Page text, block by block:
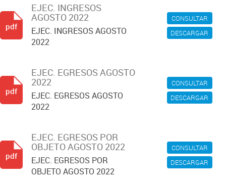
CONSULTAR
DESCARGAR
EJEC. INGRESOS
AGOSTO 2022
EJEC. INGRESOS AGOSTO
2022
pdf
CONSULTAR
DESCARGAR
EJEC. EGRESOS AGOSTO
2022
EJEC. EGRESOS AGOSTO
2022
pdf
CONSULTAR
DESCARGAR
EJEC. EGRESOS POR
OBJETO AGOSTO 2022
EJEC. EGRESOS POR
OBJETO AGOSTO 2022
pdf